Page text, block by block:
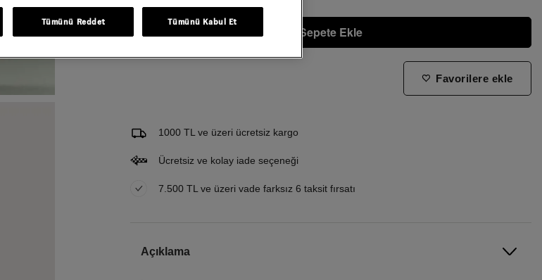
Sepete Ekle
Email Adresi
Favorilere ekle
1000 TL ve üzeri ücretsiz kargo
Ücretsiz ve kolay iade seçeneği
7.500 TL ve üzeri vade farksız 6 taksit fırsatı
Açıklama
Tümünü Reddet Tümünü Kabul Et